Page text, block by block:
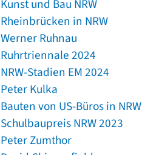
Kunst und Bau NRW
Rheinbrücken in NRW
Werner Ruhnau
Ruhrtriennale 2024
NRW-Stadien EM 2024
Peter Kulka
Bauten von US-Büros in NRW
Schulbaupreis NRW 2023
Peter Zumthor